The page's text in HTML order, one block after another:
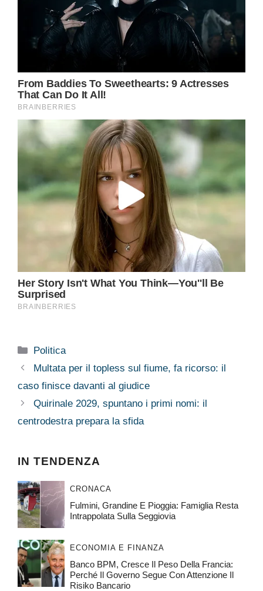
Categorie
Politica
Multata per il topless sul fiume, fa ricorso: il
caso finisce davanti al giudice
Quirinale 2029, spuntano i primi nomi: il
centrodestra prepara la sfida
IN TENDENZA
CRONACA
Fulmini, Grandine E Pioggia: Famiglia Resta
Intrappolata Sulla Seggiovia
ECONOMIA E FINANZA
Banco BPM, Cresce Il Peso Della Francia:
Perché Il Governo Segue Con Attenzione Il
Risiko Bancario